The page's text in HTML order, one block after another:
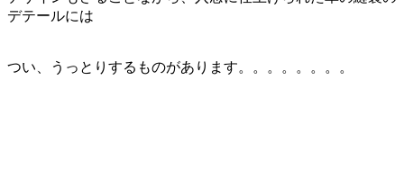
デテールには
つい、うっとりするものがあります。。。。。。。。